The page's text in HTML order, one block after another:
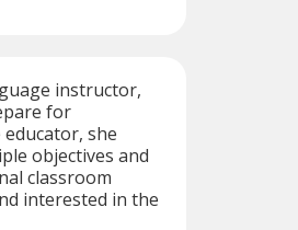
instructor,
for
she
objectives and
classroom
interested in the